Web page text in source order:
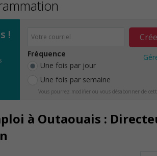
!
Fréquence
Une fois par jour
Une fois par semaine
Vous pourrez modifier ou vous désabonner de
à Outaouais :